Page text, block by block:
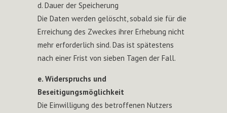
d. Dauer der Speicherung
Die Daten werden gelöscht, sobald sie für die
Erreichung des Zweckes ihrer Erhebung nicht
mehr erforderlich sind. Das ist spätestens
nach einer Frist von sieben Tagen der Fall.
e. Widerspruchs und
Beseitigungsmöglichkeit
Die Einwilligung des betroffenen Nutzers